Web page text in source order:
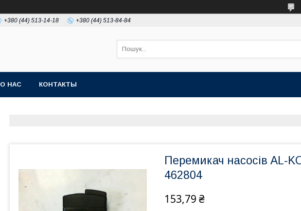
+380 (44) 513-14-18 +380 (44) 513-84-84
О НАС КОНТАКТЫ
Перемикач насосів AL-
462804
153,79 ₴